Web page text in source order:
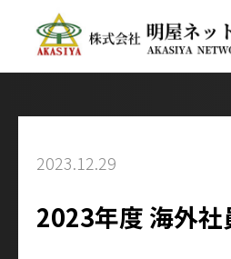
2023.12.29
2023年度 海外社